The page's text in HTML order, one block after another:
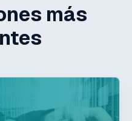
más